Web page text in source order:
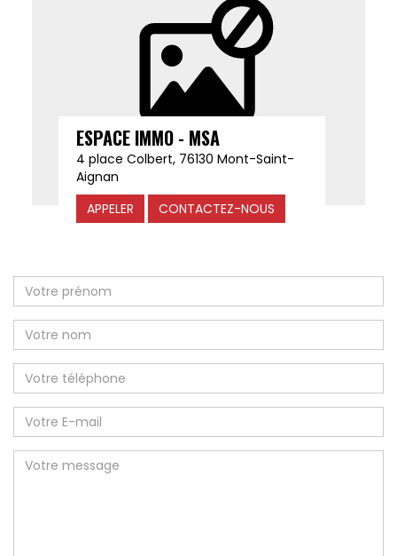
ESPACE IMMO - MSA
4 place Colbert, 76130 Mont-Saint-
Aignan
APPELER
CONTACTEZ-NOUS